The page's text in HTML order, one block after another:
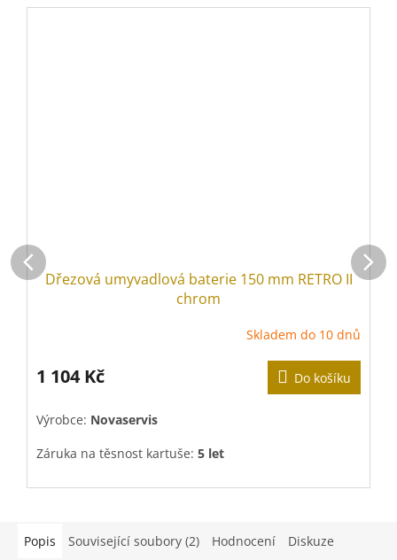
Dřezová umyvadlová baterie 150 mm RETRO II
chrom
Skladem do 10 dnů
1 104 Kč Do košíku
Výrobce: Novaservis
Záruka na těsnost kartuše: 5 let
Popis Související soubory (2) Hodnocení Diskuze